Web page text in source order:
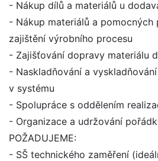
- Nákup dílů a materiálů u
- Nákup materiálů a pomocných
zajištění výrobního procesu
- Zajišťování dopravy materiálu
- Naskladňování a
v systému
- Spolupráce s oddělením
- Organizace a udržování
POŽADUJEME:
- SŠ technického zaměření